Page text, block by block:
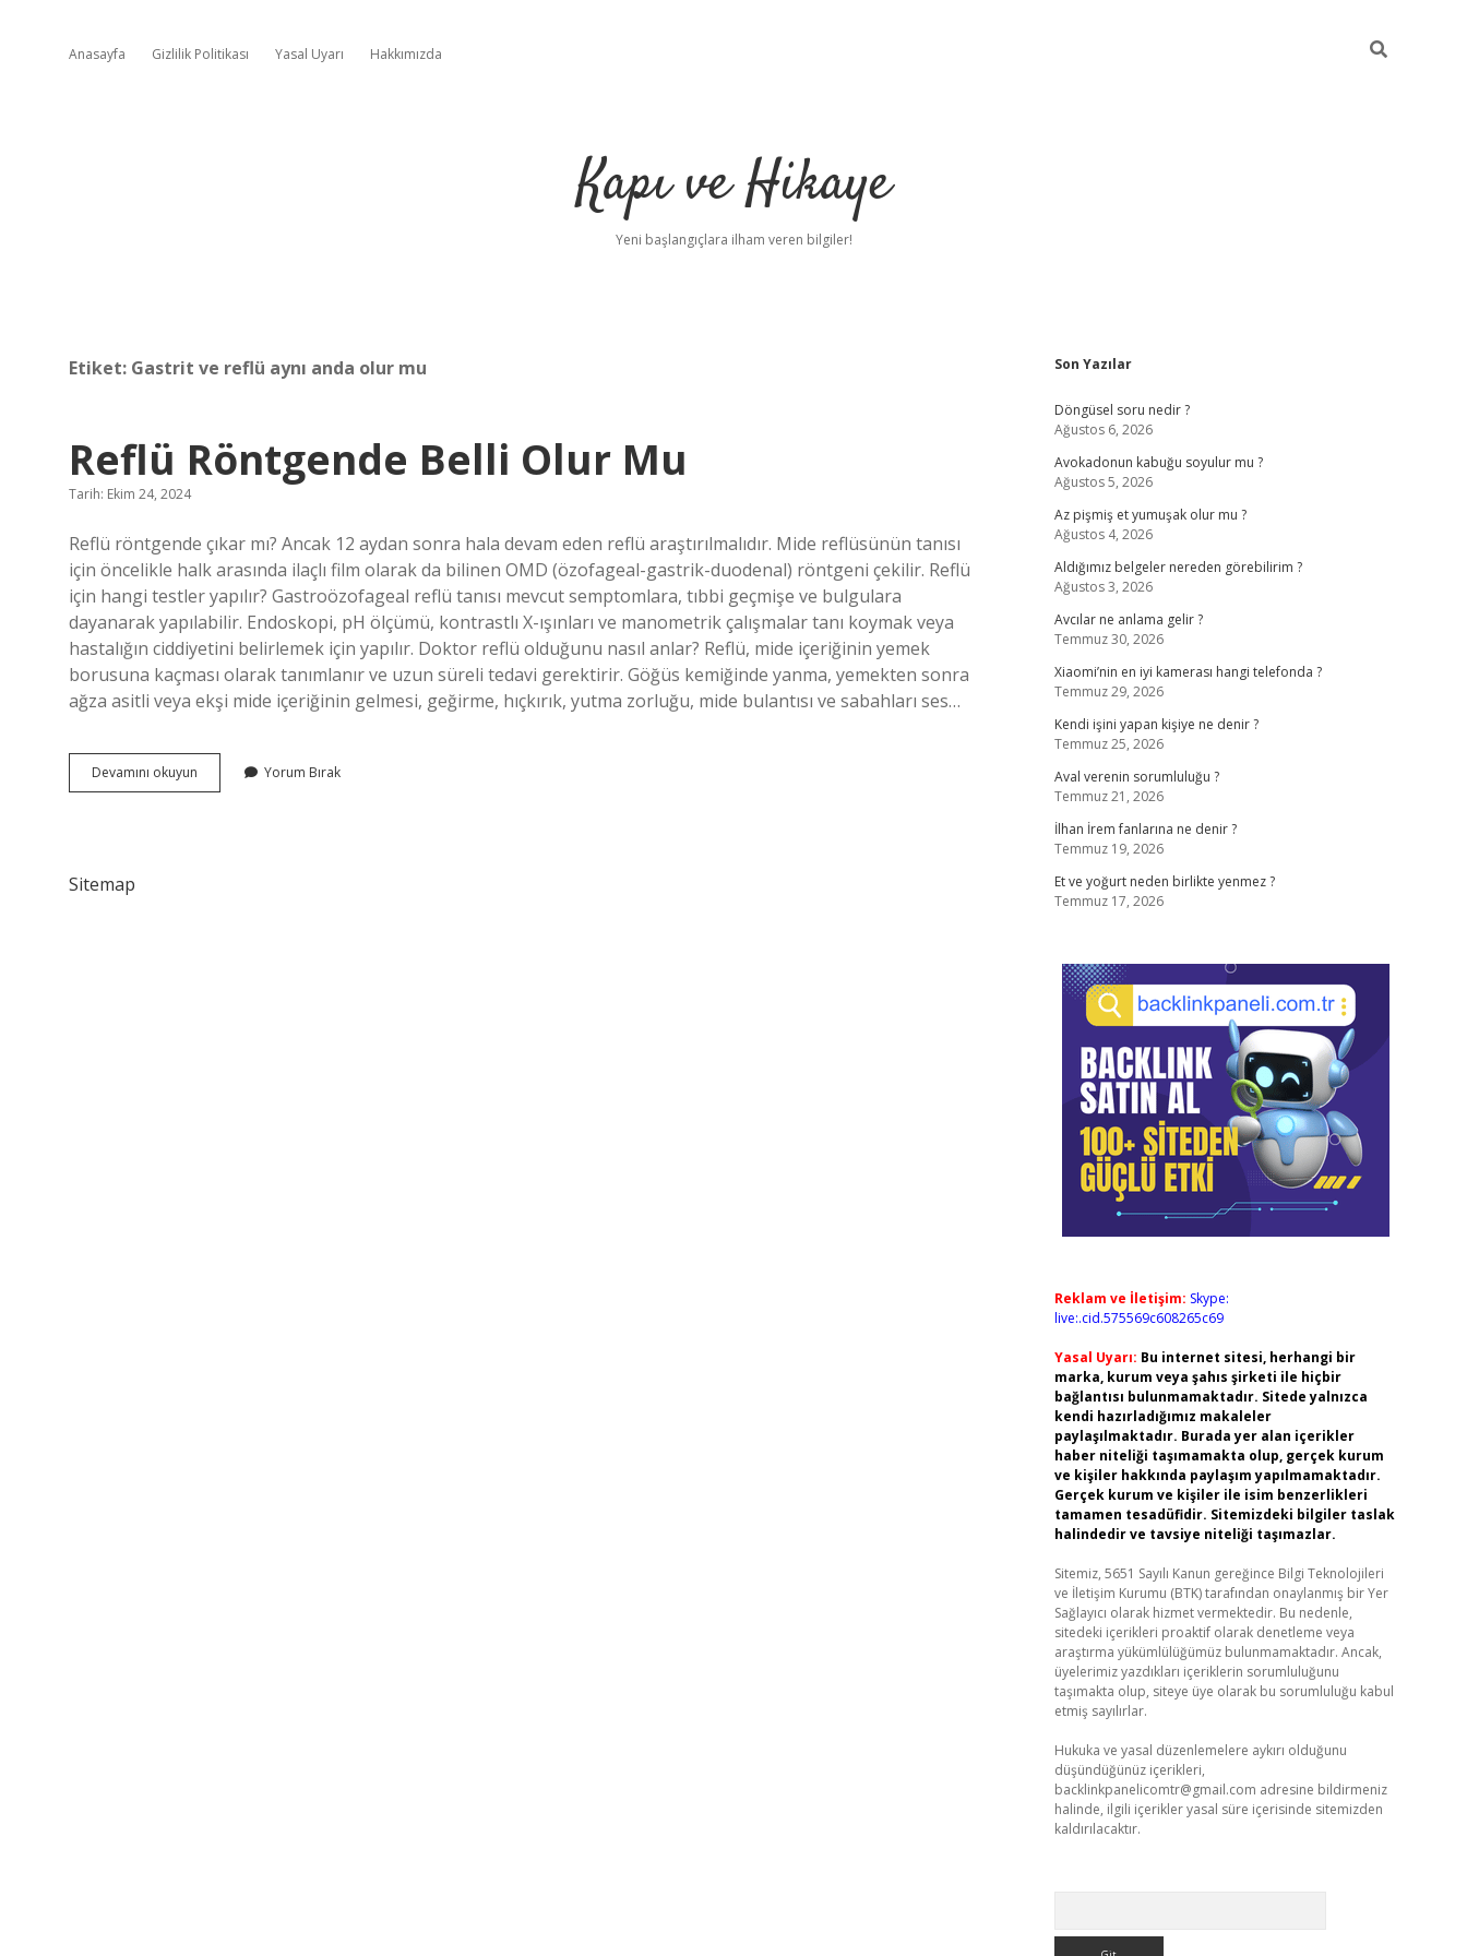
Anasayfa Gizlilik Politikası Yasal Uyarı Hakkımızda
Kapı ve Hikaye
Yeni başlangıçlara ilham veren bilgiler!
Etiket: Gastrit ve reflü aynı anda olur mu
Reflü Röntgende Belli Olur Mu
Tarih: Ekim 24, 2024
Reflü röntgende çıkar mı? Ancak 12 aydan sonra hala devam eden reflü araştırılmalıdır. Mide reflüsünün tanısı
için öncelikle halk arasında ilaçlı film olarak da bilinen OMD (özofageal-gastrik-duodenal) röntgeni çekilir. Reflü
için hangi testler yapılır? Gastroözofageal reflü tanısı mevcut semptomlara, tıbbi geçmişe ve bulgulara
dayanarak yapılabilir. Endoskopi, pH ölçümü, kontrastlı X-ışınları ve manometrik çalışmalar tanı koymak veya
hastalığın ciddiyetini belirlemek için yapılır. Doktor reflü olduğunu nasıl anlar? Reflü, mide içeriğinin yemek
borusuna kaçması olarak tanımlanır ve uzun süreli tedavi gerektirir. Göğüs kemiğinde yanma, yemekten sonra
ağza asitli veya ekşi mide içeriğinin gelmesi, geğirme, hıçkırık, yutma zorluğu, mide bulantısı ve sabahları ses…
Devamını okuyun
Röntgende
Yorum Bırak
Sitemap
Sidebar
Son Yazılar
Döngüsel soru nedir ?
Ağustos 6, 2026
Avokadonun kabuğu soyulur mu ?
Ağustos 5, 2026
Az pişmiş et yumuşak olur mu ?
Ağustos 4, 2026
Aldığımız belgeler nereden görebilirim ?
Ağustos 3, 2026
Avcılar ne anlama gelir ?
Temmuz 30, 2026
Xiaomi’nin en iyi kamerası hangi telefonda ?
Temmuz 29, 2026
Kendi işini yapan kişiye ne denir ?
Temmuz 25, 2026
Aval verenin sorumluluğu ?
Temmuz 21, 2026
İlhan İrem fanlarına ne denir ?
Temmuz 19, 2026
Et ve yoğurt neden birlikte yenmez ?
Temmuz 17, 2026
Reklam ve İletişim: Skype:
live:.cid.575569c608265c69
Yasal Uyarı: Bu internet sitesi, herhangi bir
marka, kurum veya şahıs şirketi ile hiçbir
bağlantısı bulunmamaktadır. Sitede yalnızca
kendi hazırladığımız makaleler
paylaşılmaktadır. Burada yer alan içerikler
haber niteliği taşımamakta olup, gerçek kurum
ve kişiler hakkında paylaşım yapılmamaktadır.
Gerçek kurum ve kişiler ile isim benzerlikleri
tamamen tesadüfidir. Sitemizdeki bilgiler taslak
halindedir ve tavsiye niteliği taşımazlar.
Sitemiz, 5651 Sayılı Kanun gereğince Bilgi Teknolojileri
ve İletişim Kurumu (BTK) tarafından onaylanmış bir Yer
Sağlayıcı olarak hizmet vermektedir. Bu nedenle,
sitedeki içerikleri proaktif olarak denetleme veya
araştırma yükümlülüğümüz bulunmamaktadır. Ancak,
üyelerimiz yazdıkları içeriklerin sorumluluğunu
taşımakta olup, siteye üye olarak bu sorumluluğu kabul
etmiş sayılırlar.
Hukuka ve yasal düzenlemelere aykırı olduğunu
düşündüğünüz içerikleri,
backlinkpanelicomtr@gmail.com adresine bildirmeniz
halinde, ilgili içerikler yasal süre içerisinde sitemizden
kaldırılacaktır.